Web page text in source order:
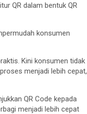
QR dalam bentuk QR
konsumen
Kini konsumen tidak
menjadi lebih cepat,
QR Code kepada
menjadi lebih cepat